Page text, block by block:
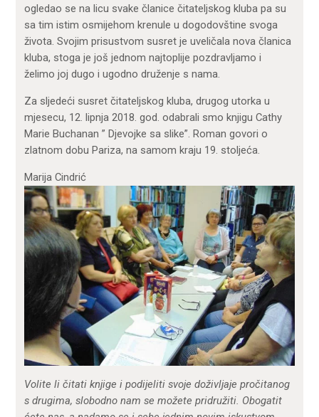
ogledao se na licu svake članice čitateljskog kluba pa su
sa tim istim osmijehom krenule u dogodovštine svoga
života. Svojim prisustvom susret je uveličala nova članica
kluba, stoga je još jednom najtoplije pozdravljamo i
želimo joj dugo i ugodno druženje s nama.
Za sljedeći susret čitateljskog kluba, drugog utorka u
mjesecu, 12. lipnja 2018. god. odabrali smo knjigu Cathy
Marie Buchanan ” Djevojke sa slike”. Roman govori o
zlatnom dobu Pariza, na samom kraju 19. stoljeća.
Marija Cindrić
Volite li čitati knjige i podijeliti svoje doživljaje pročitanog
s drugima, slobodno nam se možete pridružiti. Obogatit